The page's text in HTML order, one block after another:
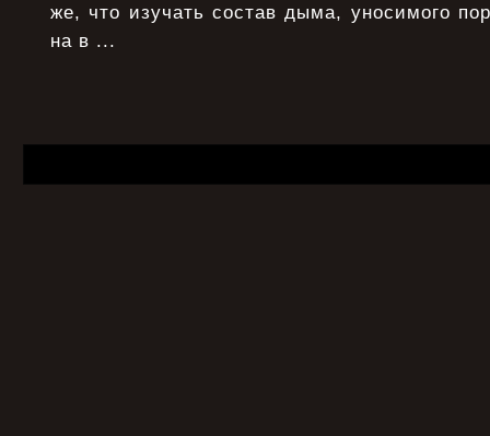
же, что изучать состав дыма, уносимого
на в ...